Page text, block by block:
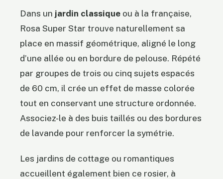
Dans un jardin classique ou à la française,
Rosa Super Star trouve naturellement sa
place en massif géométrique, aligné le long
d’une allée ou en bordure de pelouse. Répété
par groupes de trois ou cinq sujets espacés
de 60 cm, il crée un effet de masse colorée
tout en conservant une structure ordonnée.
Associez-le à des buis taillés ou des bordures
de lavande pour renforcer la symétrie.
Les jardins de cottage ou romantiques
accueillent également bien ce rosier, à